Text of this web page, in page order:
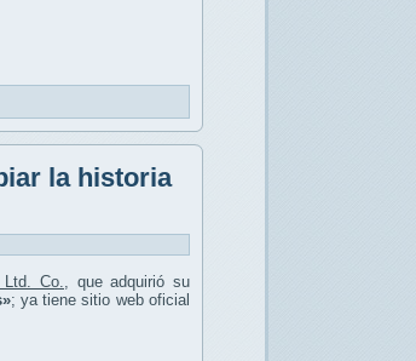
la historia
Ltd. Co., que adquirió su
; ya tiene sitio web oficial